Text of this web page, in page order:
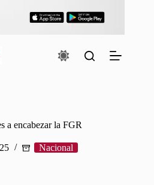
a encabezar la FGR
Nacional